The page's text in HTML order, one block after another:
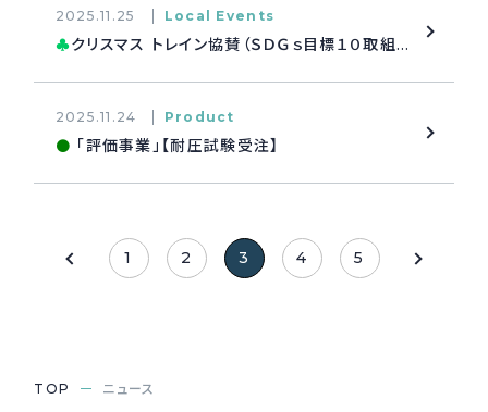
2025.11.25 Local Events
♣クリスマス トレイン協賛（ＳＤＧｓ目標１０取組み）
2025.11.24 Product
● 「評価事業」【耐圧試験受注】
1 2 3 4 5
TOP ニュース